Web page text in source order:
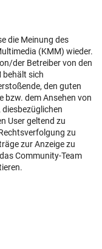
die Meinung des
(KMM) wieder.
der Betreiber von den
behält sich
den guten
bzw. dem Ansehen von
User geltend zu
zu
zur Anzeige zu
Community-Team